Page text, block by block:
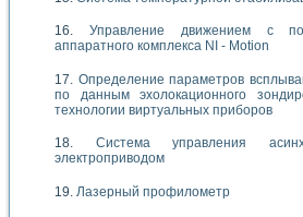
Управление движением с
аппаратного комплекса NI - Motion
Определение параметров
по данным эхолокационного
технологии виртуальных приборов
Система управления
электроприводом
Лазерный профилометр